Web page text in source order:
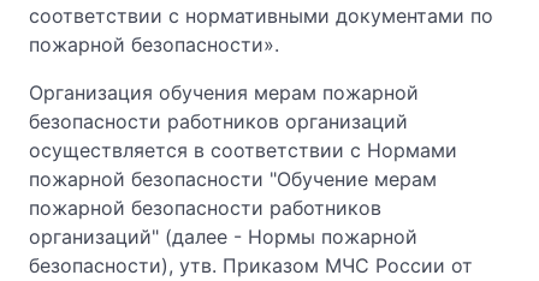
соответствии с нормативными документами по
пожарной безопасности».
Организация обучения мерам пожарной
безопасности работников организаций
осуществляется в соответствии с Нормами
пожарной безопасности "Обучение мерам
пожарной безопасности работников
организаций" (далее - Нормы пожарной
безопасности), утв. Приказом МЧС России от